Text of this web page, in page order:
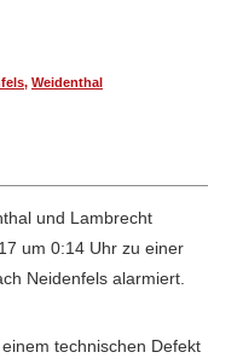
, Weidenthal
und Lambrecht
um 0:14 Uhr zu einer
Neidenfels alarmiert.
technischen Defekt